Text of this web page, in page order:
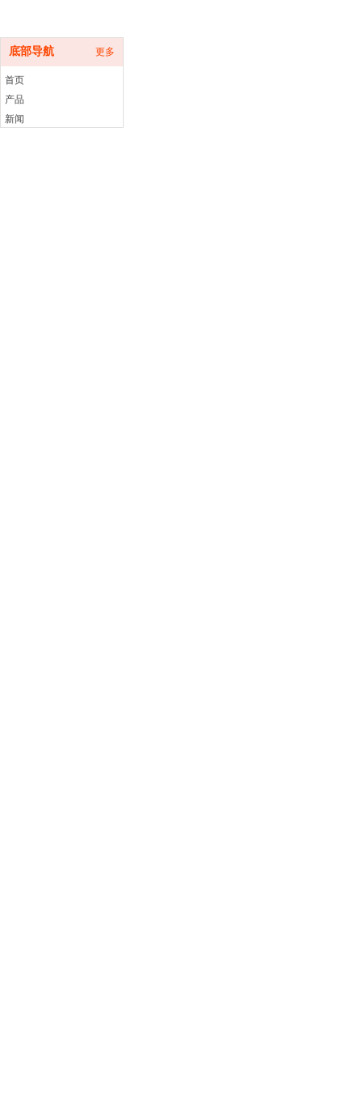
底部导航 更多
首页
产品
新闻